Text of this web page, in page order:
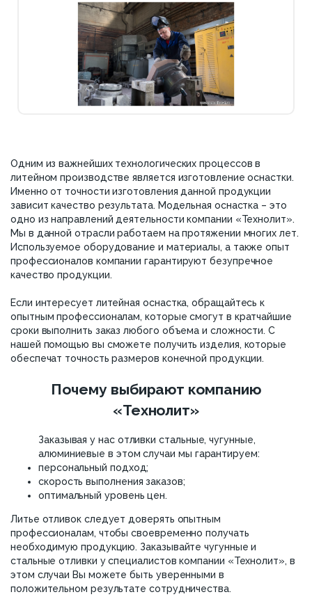
Одним из важнейших технологических процессов в
литейном производстве является изготовление оснастки.
Именно от точности изготовления данной продукции
зависит качество результата. Модельная оснастка – это
одно из направлений деятельности компании «Технолит».
Мы в данной отрасли работаем на протяжении многих лет.
Используемое оборудование и материалы, а также опыт
профессионалов компании гарантируют безупречное
качество продукции.
Если интересует литейная оснастка, обращайтесь к
опытным профессионалам, которые смогут в кратчайшие
сроки выполнить заказ любого объема и сложности. С
нашей помощью вы сможете получить изделия, которые
обеспечат точность размеров конечной продукции.
Почему выбирают компанию
«Технолит»
Заказывая у нас отливки стальные, чугунные,
алюминиевые в этом случаи мы гарантируем:
персональный подход;
скорость выполнения заказов;
оптимальный уровень цен.
Литье отливок следует доверять опытным
профессионалам, чтобы своевременно получать
необходимую продукцию. Заказывайте чугунные и
стальные отливки у специалистов компании «Технолит», в
этом случаи Вы можете быть уверенными в
положительном результате сотрудничества.